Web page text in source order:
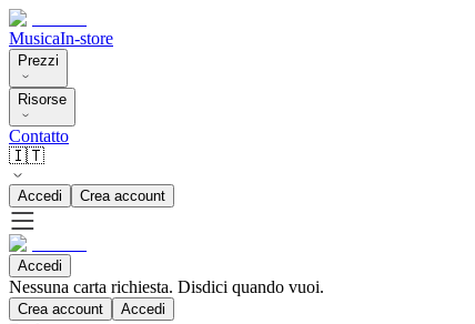
MusicaIn-store
Prezzi
Risorse
Contatto
🇮🇹
Accedi Crea account
Accedi
Nessuna carta richiesta. Disdici quando vuoi.
Crea account Accedi